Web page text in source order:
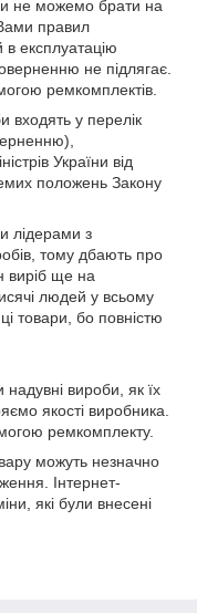
не можемо брати на
правил
в експлуатацію
не підлягає.
ремкомплектів.
входять у перелік
України від
положень Закону
лідерами з
тому дбають про
виріб ще на
людей у ​​всьому
товари, бо повністю
вироби, як їх
якості виробника.
ремкомплекту.
можуть незначно
Інтернет-
які були внесені